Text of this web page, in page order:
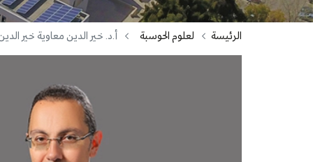
الرئيسة لعلوم الحوسبة أ.د. خير الدين معاوية خير